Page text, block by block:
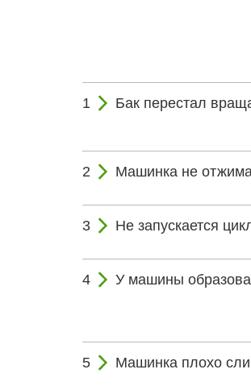
Бак перестал
Машинка не
Не запускается
У машины
Машинка плохо